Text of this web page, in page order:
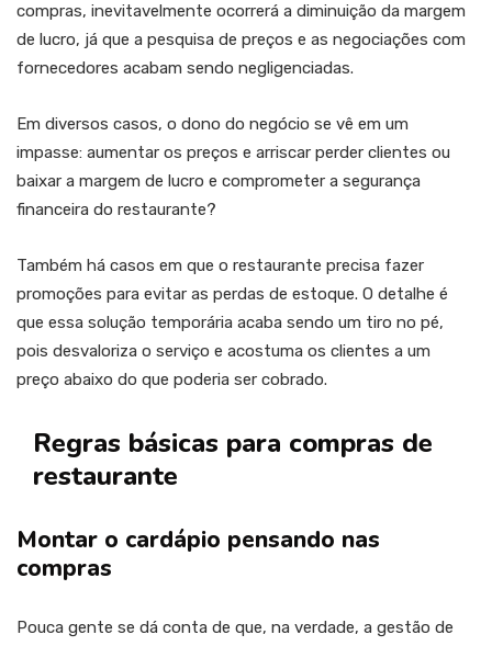
compras, inevitavelmente ocorrerá a diminuição da margem
de lucro, já que a pesquisa de preços e as negociações com
fornecedores acabam sendo negligenciadas.
Em diversos casos, o dono do negócio se vê em um
impasse: aumentar os preços e arriscar perder clientes ou
baixar a margem de lucro e comprometer a segurança
financeira do restaurante?
Também há casos em que o restaurante precisa fazer
promoções para evitar as perdas de estoque. O detalhe é
que essa solução temporária acaba sendo um tiro no pé,
pois desvaloriza o serviço e acostuma os clientes a um
preço abaixo do que poderia ser cobrado.
Regras básicas para compras de
restaurante
Montar o cardápio pensando nas
compras
Pouca gente se dá conta de que, na verdade, a gestão de